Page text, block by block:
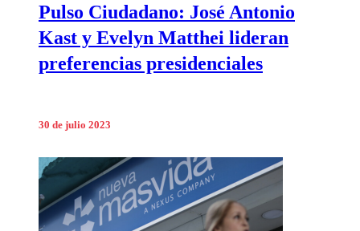
Pulso Ciudadano: José Antonio
Kast y Evelyn Matthei lideran
preferencias presidenciales
30 de julio 2023